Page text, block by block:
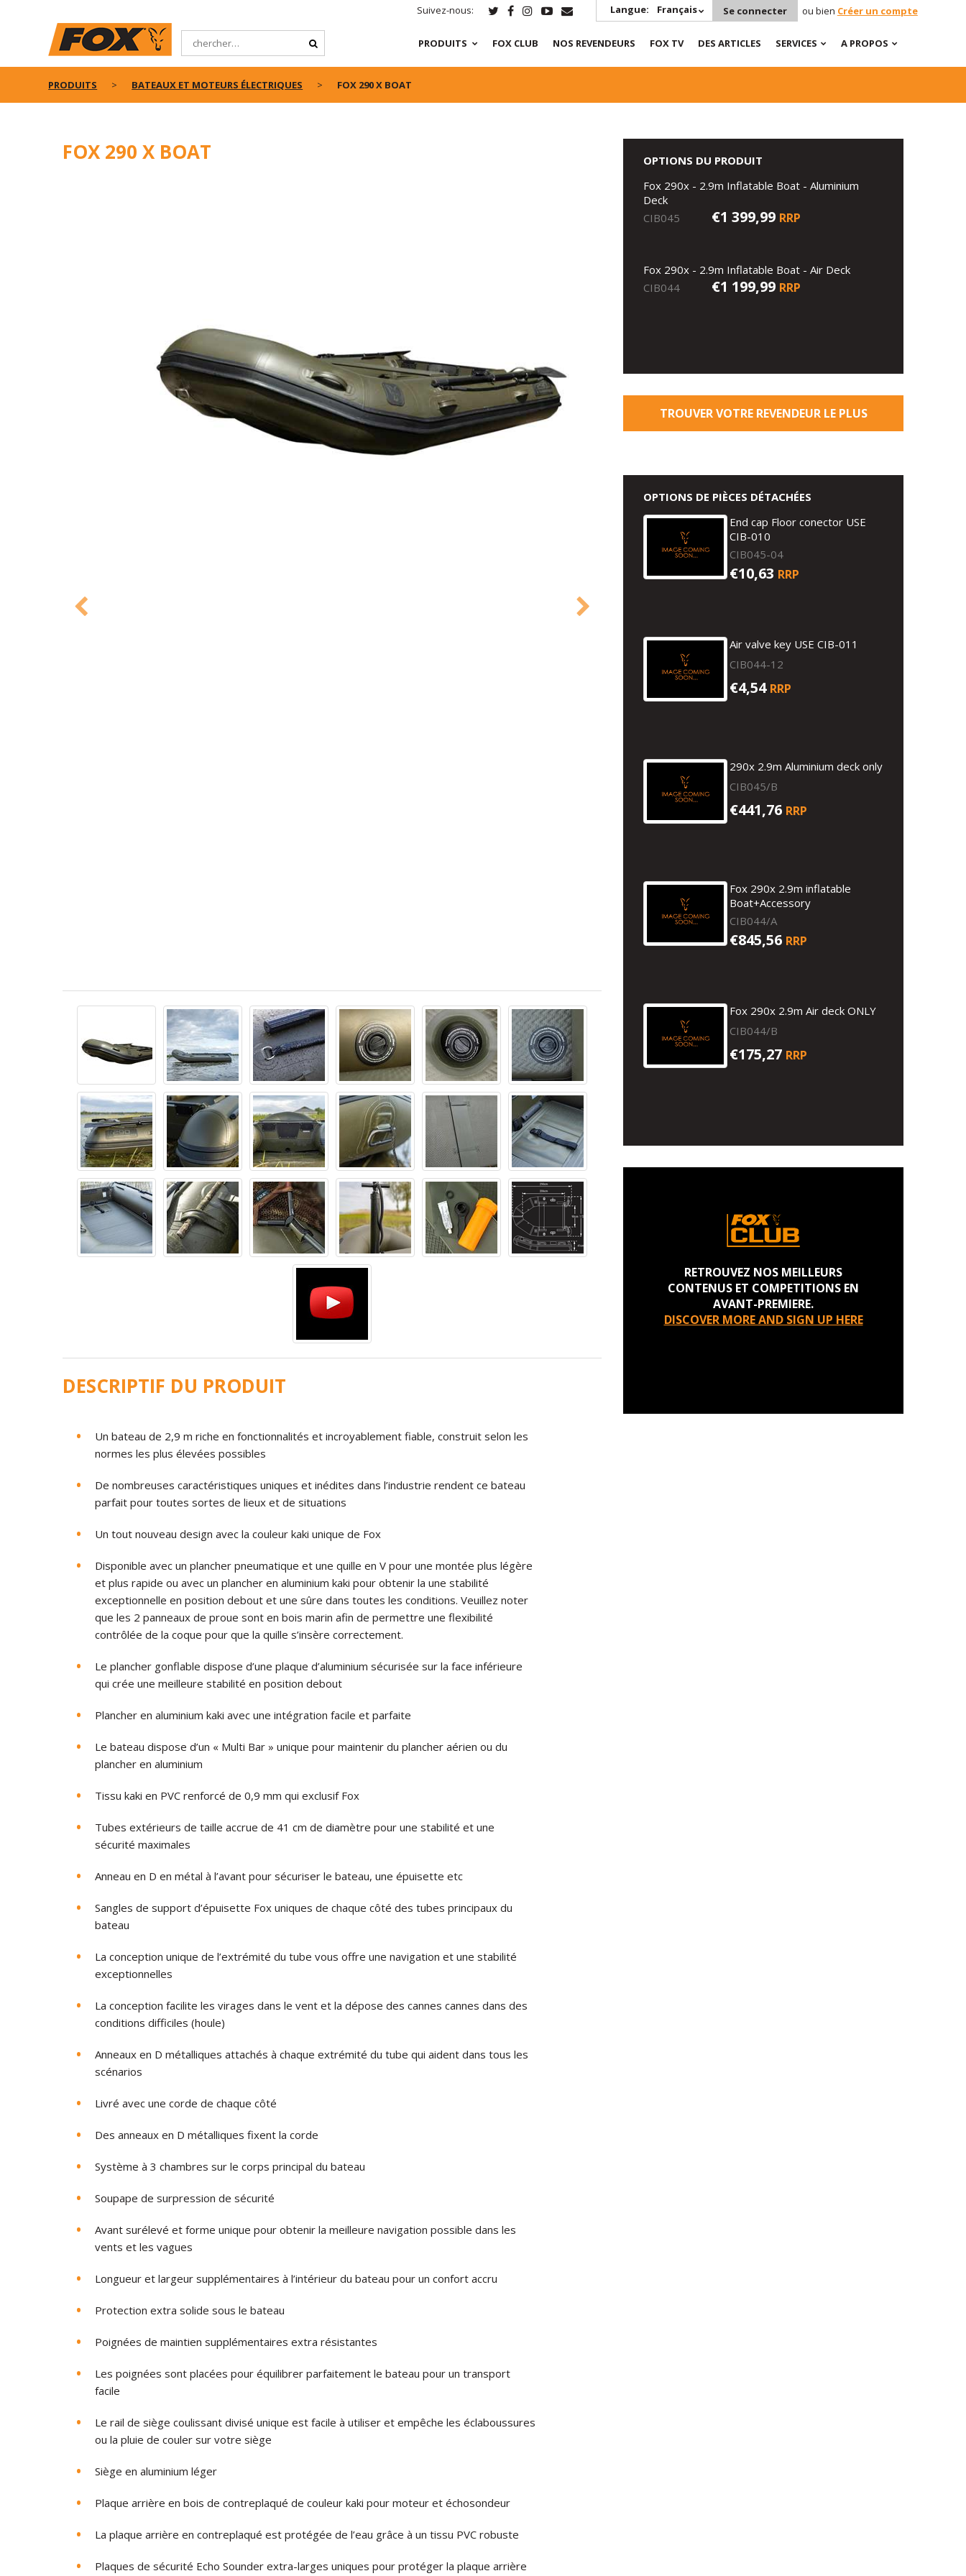
Suivez-nous: Langue: Français Se connecter ou bien Créer un compte
PRODUITS FOX CLUB NOS REVENDEURS FOX TV DES ARTICLES SERVICES A PROPOS
PRODUITS BATEAUX ET MOTEURS ÉLECTRIQUES FOX 290 X BOAT
FOX 290 X BOAT
DESCRIPTIF DU PRODUIT
Un bateau de 2,9 m riche en fonctionnalités et incroyablement fiable, construit selon les
normes les plus élevées possibles
De nombreuses caractéristiques uniques et inédites dans l’industrie rendent ce bateau
parfait pour toutes sortes de lieux et de situations
Un tout nouveau design avec la couleur kaki unique de Fox
Disponible avec un plancher pneumatique et une quille en V pour une montée plus légère
et plus rapide ou avec un plancher en aluminium kaki pour obtenir la une stabilité
exceptionnelle en position debout et une sûre dans toutes les conditions. Veuillez noter
que les 2 panneaux de proue sont en bois marin afin de permettre une flexibilité
contrôlée de la coque pour que la quille s’insère correctement.
Le plancher gonflable dispose d’une plaque d’aluminium sécurisée sur la face inférieure
qui crée une meilleure stabilité en position debout
Plancher en aluminium kaki avec une intégration facile et parfaite
Le bateau dispose d’un « Multi Bar » unique pour maintenir du plancher aérien ou du
plancher en aluminium
Tissu kaki en PVC renforcé de 0,9 mm qui exclusif Fox
Tubes extérieurs de taille accrue de 41 cm de diamètre pour une stabilité et une
sécurité maximales
Anneau en D en métal à l’avant pour sécuriser le bateau, une épuisette etc
Sangles de support d’épuisette Fox uniques de chaque côté des tubes principaux du
bateau
La conception unique de l’extrémité du tube vous offre une navigation et une stabilité
exceptionnelles
La conception facilite les virages dans le vent et la dépose des cannes cannes dans des
conditions difficiles (houle)
Anneaux en D métalliques attachés à chaque extrémité du tube qui aident dans tous les
scénarios
Livré avec une corde de chaque côté
Des anneaux en D métalliques fixent la corde
Système à 3 chambres sur le corps principal du bateau
Soupape de surpression de sécurité
Avant surélevé et forme unique pour obtenir la meilleure navigation possible dans les
vents et les vagues
Longueur et largeur supplémentaires à l’intérieur du bateau pour un confort accru
Protection extra solide sous le bateau
Poignées de maintien supplémentaires extra résistantes
Les poignées sont placées pour équilibrer parfaitement le bateau pour un transport
facile
Le rail de siège coulissant divisé unique est facile à utiliser et empêche les éclaboussures
ou la pluie de couler sur votre siège
Siège en aluminium léger
Plaque arrière en bois de contreplaqué de couleur kaki pour moteur et échosondeur
La plaque arrière en contreplaqué est protégée de l’eau grâce à un tissu PVC robuste
Plaques de sécurité Echo Sounder extra-larges uniques pour protéger la plaque arrière
OPTIONS DU PRODUIT
Fox 290x - 2.9m Inflatable Boat - Aluminium
Deck
CIB045
€1 399,99 RRP
Fox 290x - 2.9m Inflatable Boat - Air Deck
CIB044
€1 199,99 RRP
TROUVER VOTRE REVENDEUR LE PLUS
OPTIONS DE PIÈCES DÉTACHÉES
End cap Floor conector USE
CIB-010
CIB045-04
€10,63 RRP
Air valve key USE CIB-011
CIB044-12
€4,54 RRP
290x 2.9m Aluminium deck only
CIB045/B
€441,76 RRP
Fox 290x 2.9m inflatable
Boat+Accessory
CIB044/A
€845,56 RRP
Fox 290x 2.9m Air deck ONLY
CIB044/B
€175,27 RRP
RETROUVEZ NOS MEILLEURS
CONTENUS ET COMPETITIONS EN
AVANT-PREMIERE.
DISCOVER MORE AND SIGN UP HERE